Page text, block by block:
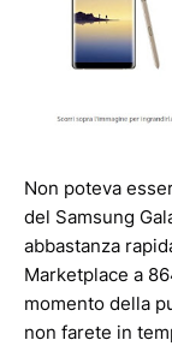
Non poteva
del Samsung
abbastanza
Marketplace a
momento della
non farete in